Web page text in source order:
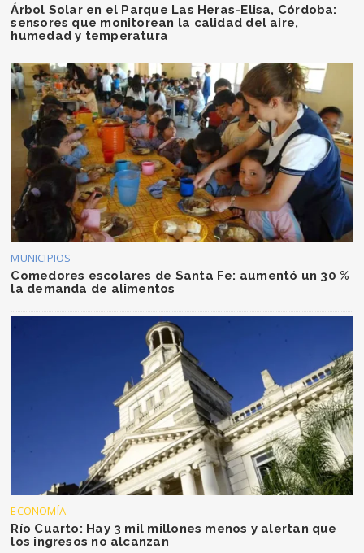
Árbol Solar en el Parque Las Heras-Elisa, Córdoba:
sensores que monitorean la calidad del aire,
humedad y temperatura
MUNICIPIOS
Comedores escolares de Santa Fe: aumentó un 30 %
la demanda de alimentos
ECONOMÍA
Río Cuarto: Hay 3 mil millones menos y alertan que
los ingresos no alcanzan